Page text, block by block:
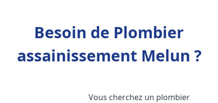
Besoin de Plombier
assainissement Melun ?
Vous cherchez un plombier